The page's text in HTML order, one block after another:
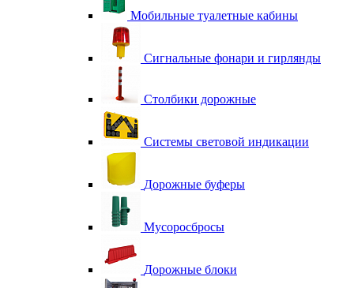
Мобильные туалетные кабины
Сигнальные фонари и гирлянды
Столбики дорожные
Системы световой индикации
Дорожные буферы
Мусоросбросы
Дорожные блоки